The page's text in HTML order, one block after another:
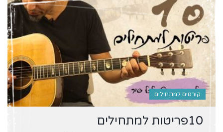
קורסים למתחילים
10פריטות למתחילים